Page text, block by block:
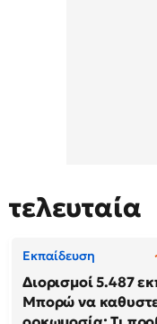
τελευταία
Εκπαίδευση
Διορισμοί 5.487
Μπορώ να